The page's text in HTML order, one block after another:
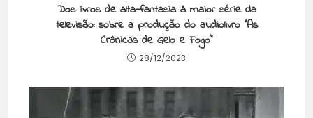
Dos livros de alta-fantasia à maior série da
televisão: sobre a produção do audiolivro “As
Crônicas de Gelo e Fogo”
28/12/2023